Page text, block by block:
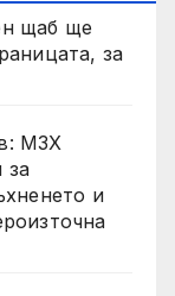
щаб ще
за
МЗХ
за
и